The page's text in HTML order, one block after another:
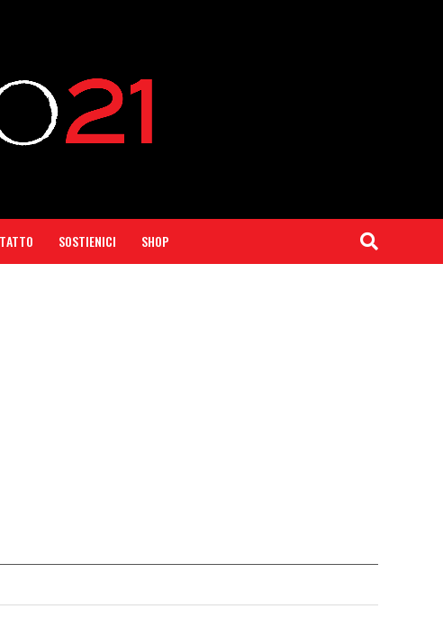
SOSTIENICI SHOP